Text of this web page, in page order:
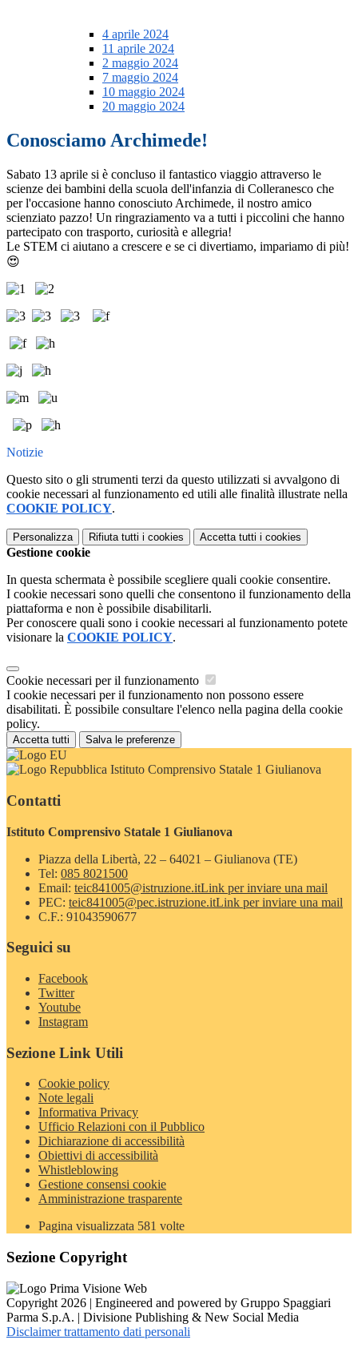
4 aprile 2024
11 aprile 2024
2 maggio 2024
7 maggio 2024
10 maggio 2024
20 maggio 2024
Conosciamo Archimede!
Sabato 13 aprile si è concluso il fantastico viaggio attraverso le
scienze dei bambini della scuola dell'infanzia di Colleranesco che
per l'occasione hanno conosciuto Archimede, il nostro amico
scienziato pazzo! Un ringraziamento va a tutti i piccolini che hanno
partecipato con trasporto, curiosità e allegria!
Le STEM ci aiutano a crescere e se ci divertiamo, impariamo di più!
😍
Notizie
Questo sito o gli strumenti terzi da questo utilizzati si avvalgono di
cookie necessari al funzionamento ed utili alle finalità illustrate nella
COOKIE POLICY.
Personalizza Rifiuta tutti i cookies Accetta tutti i cookies
Gestione cookie
In questa schermata è possibile scegliere quali cookie consentire.
I cookie necessari sono quelli che consentono il funzionamento della
piattaforma e non è possibile disabilitarli.
Per conoscere quali sono i cookie necessari al funzionamento potete
visionare la COOKIE POLICY.
Cookie necessari per il funzionamento
I cookie necessari per il funzionamento non possono essere
disabilitati. È possibile consultare l'elenco nella pagina della cookie
policy.
Accetta tutti Salva le preferenze
Istituto Comprensivo Statale 1 Giulianova
Contatti
Istituto Comprensivo Statale 1 Giulianova
Piazza della Libertà, 22 – 64021 – Giulianova (TE)
Tel: 085 8021500
Email: teic841005@istruzione.itLink per inviare una mail
PEC: teic841005@pec.istruzione.itLink per inviare una mail
C.F.: 91043590677
Seguici su
Facebook
Twitter
Youtube
Instagram
Sezione Link Utili
Cookie policy
Note legali
Informativa Privacy
Ufficio Relazioni con il Pubblico
Dichiarazione di accessibilità
Obiettivi di accessibilità
Whistleblowing
Gestione consensi cookie
Amministrazione trasparente
Pagina visualizzata 581 volte
Sezione Copyright
Copyright 2026 | Engineered and powered by Gruppo Spaggiari
Parma S.p.A. | Divisione Publishing & New Social Media
Disclaimer trattamento dati personali